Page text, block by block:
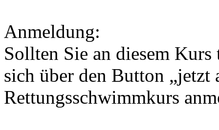
Anmeldung:
Sollten Sie an diesem
sich über den Button „jetzt
Rettungsschwimmkurs